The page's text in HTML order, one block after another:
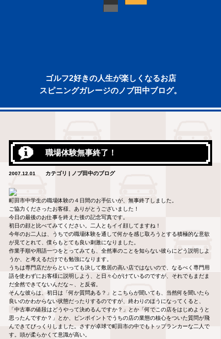
ゴルフ2好きの人生が楽しくなるお店
スピニングガレージのノブ田中ブログ。
職場体験無事終了！
2007.12.01 カテゴリ | ノブ田中のブログ
町田市中学生の職場体験の４日間のお手伝いが、無事終了しました。
ご協力くださったお客様、ありがとうございました！
今日の最後のお仕事を終えた後の記念写真です。
初日の顔と比べてみてください。二人ともイイ顔してますね！
今年のお二人は、うちでの職場体験を通して何かを感じ取ろうとする積極的な意欲
が見てとれて、僕らもとても良い刺激になりました。
作業手順や用語一つをとってみても、全然車のことを知らない彼らにどう説明しよ
うか、と考えるだけでも勉強になります。
うちは専門店だからといっても決して敷居の高い店ではないので、なるべく専門用
語を使わずにお客様に説明しよう、と日々心がけているのですが、それでもまだま
だ全然できてないんだな～、と反省。
そんな彼らは、初日は「何か質問ある？」とこちらが聞いても、当然何を聞いたら
良いのかわからない状態だったりするのですが、終わりのほうになってくると、
「中古車の値段はどうやって決めるんですか？」とか「何でこの店をはじめようと
思ったんですか？」とか、ピンポイントでうちの店の業態の核心をついた質問が飛
んできてびっくりしました。さすが卓球で町田市の中でもトップランカーな二人で
す。頭が柔らかくて意識が高い。